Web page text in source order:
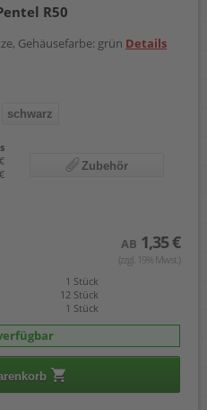
R50
Gehäusefarbe: grün Details
schwarz
Zubehör
AB 1,35 €
(zzgl. 19% Mwst.)
1 Stück
12 Stück
1 Stück